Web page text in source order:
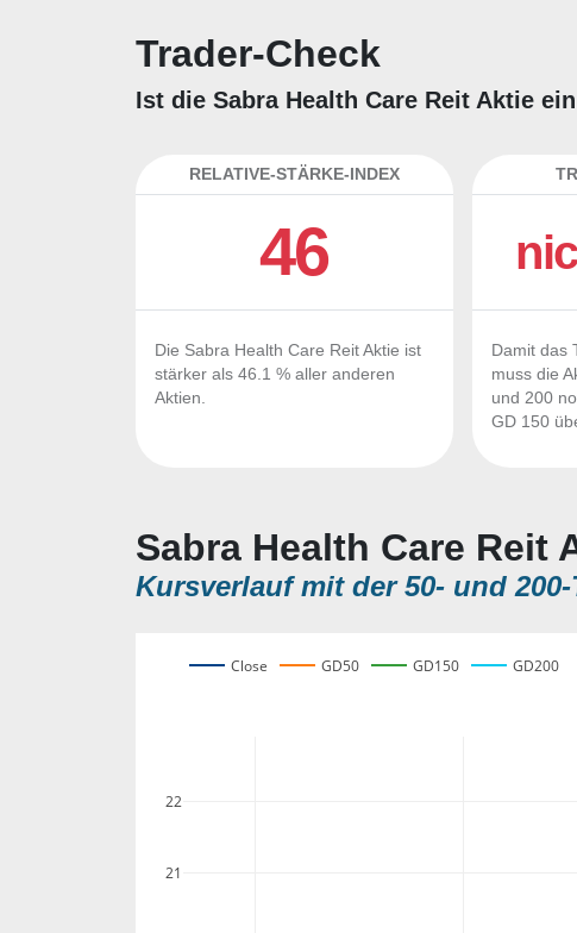
Trader-Check
Ist die Sabra Health Care Reit Aktie
RELATIVE-STÄRKE-INDEX
46
Die Sabra Health Care Reit Aktie ist
stärker als 46.1 % aller anderen
Aktien.
Damit das
muss die
und 200
GD 150
Sabra Health Care Reit
Kursverlauf mit der 50- und
21
22
Close GD50 GD150 GD200